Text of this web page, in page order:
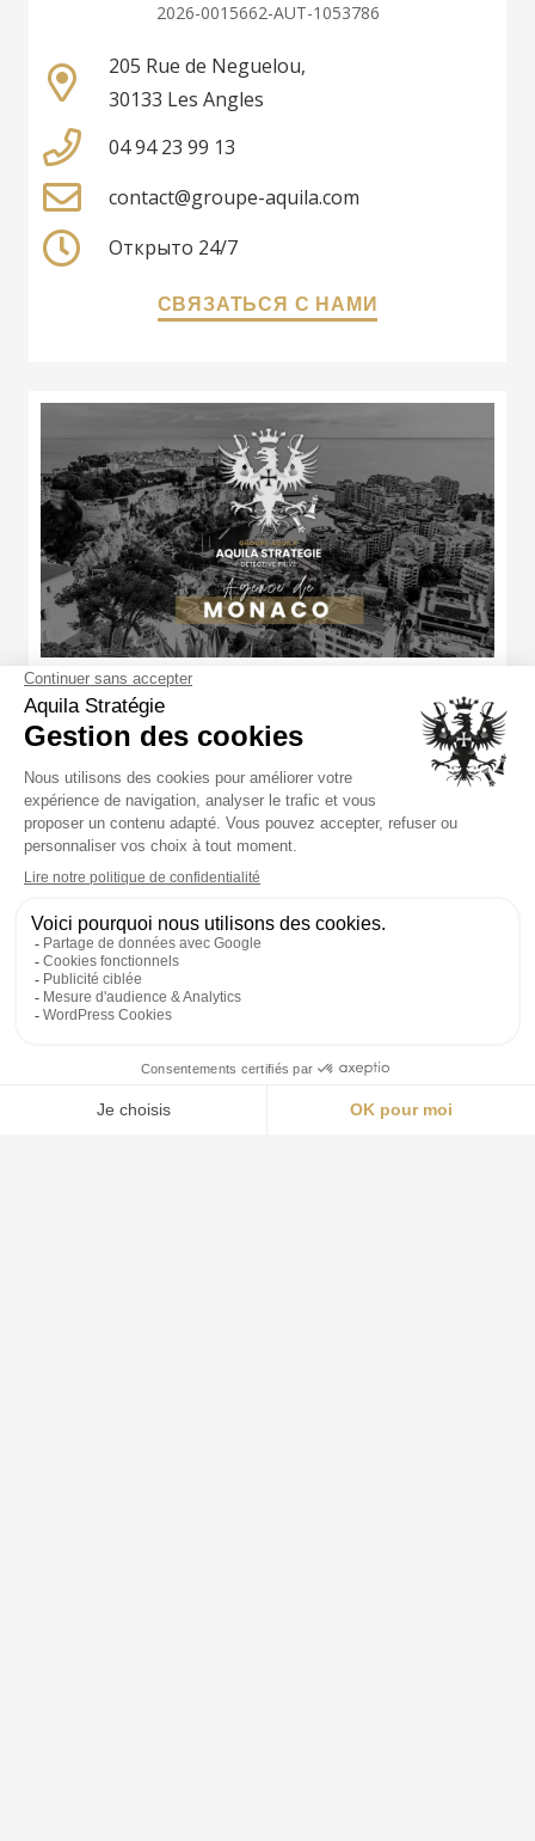
2026-0015662-AUT-1053786
205 Rue de Neguelou,
30133 Les Angles
04 94 23 99 13
contact@groupe-aquila.com
Открыто 24/7
СВЯЗАТЬСЯ С НАМИ
Agence de Monaco
AUT-006-212412-09-20260965887
33 Boulevard du General Leclerc
06240 Beausoleil
04 94 23 99 13
agence.monaco@groupe-aquila.com
Открыто 24/7